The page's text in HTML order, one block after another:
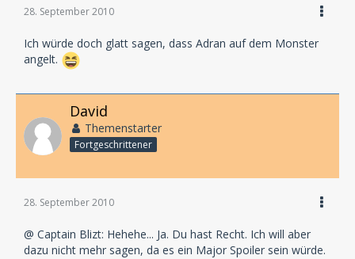
28. September 2010
Ich würde doch glatt sagen, dass Adran auf dem Monster
angelt.
David
Themenstarter
Fortgeschrittener
28. September 2010
@ Captain Blizt: Hehehe... Ja. Du hast Recht. Ich will aber
dazu nicht mehr sagen, da es ein Major Spoiler sein würde.